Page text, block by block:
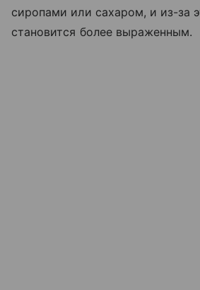
сиропами или сахаром, и из-за
становится более выраженным.